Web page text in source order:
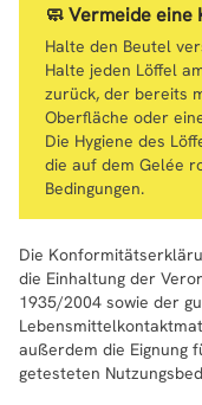
🧼 Vermeide
Halte den Beutel
Halte jeden Löffel
zurück, der bereits
Oberfläche oder
Die Hygiene des
die auf dem Gelée
Bedingungen.
Die
die Einhaltung der
1935/2004 sowie der
außerdem die Eignung
getesteten